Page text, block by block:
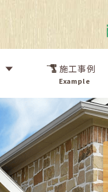
施工事例
Example